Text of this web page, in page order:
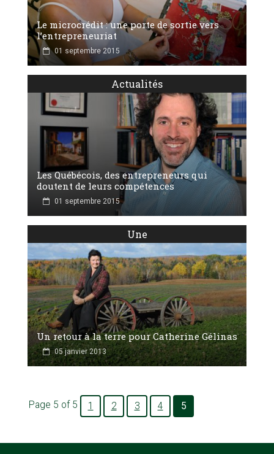
Le microcrédit : une porte de sortie vers
l’entrepreneuriat
01 septembre 2015
Actualités
Les Québécois, des entrepreneurs qui
doutent de leurs compétences
01 septembre 2015
Une
Un retour à la terre pour Catherine Gélinas
05 janvier 2013
Page 5 of 5 1 2 3 4 5